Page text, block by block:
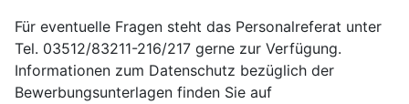
Für eventuelle Fragen steht das Personalreferat unter
Tel. 03512/83211-216/217 gerne zur Verfügung.
Informationen zum Datenschutz bezüglich der
Bewerbungsunterlagen finden Sie auf